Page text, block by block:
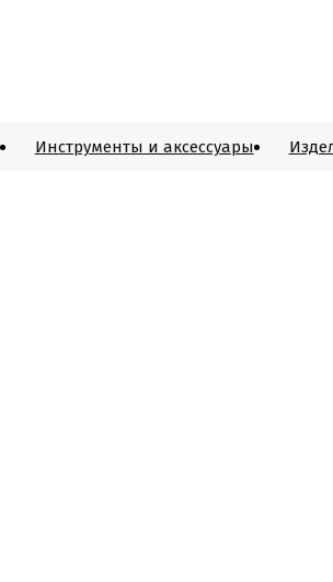
Инструменты и аксессуары